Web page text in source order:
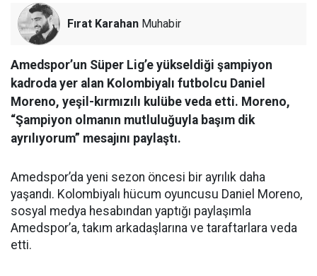
Fırat Karahan Muhabir
Amedspor’un Süper Lig’e yükseldiği şampiyon
kadroda yer alan Kolombiyalı futbolcu Daniel
Moreno, yeşil-kırmızılı kulübe veda etti. Moreno,
“Şampiyon olmanın mutluluğuyla başım dik
ayrılıyorum” mesajını paylaştı.
Amedspor’da yeni sezon öncesi bir ayrılık daha
yaşandı. Kolombiyalı hücum oyuncusu Daniel Moreno,
sosyal medya hesabından yaptığı paylaşımla
Amedspor’a, takım arkadaşlarına ve taraftarlara veda
etti.